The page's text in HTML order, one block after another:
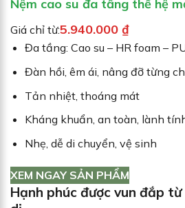
Nệm cao su đa tầng thế hệ
Giá chỉ từ:5.940.000 ₫
Đa tầng: Cao su – HR foam –
Đàn hồi, êm ái, nâng đỡ từng
Tản nhiệt, thoáng mát
Kháng khuẩn, an toàn, lành
Nhẹ, dễ di chuyển, vệ sinh
XEM NGAY SẢN PHẨM
Hạnh phúc được vun đắp